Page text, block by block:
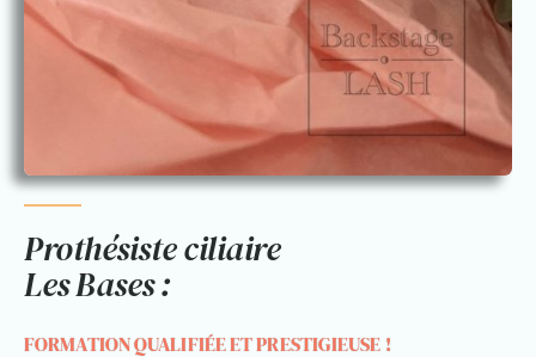
Prothésiste ciliaire
Les Bases :
FORMATION QUALIFIÉE ET PRESTIGIEUSE !